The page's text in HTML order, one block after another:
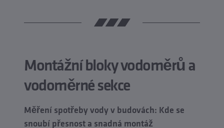
Montážní bloky vodoměrů a
vodoměrné sekce
Měření spotřeby vody v budovách: Kde se
snoubí přesnost a snadná montáž